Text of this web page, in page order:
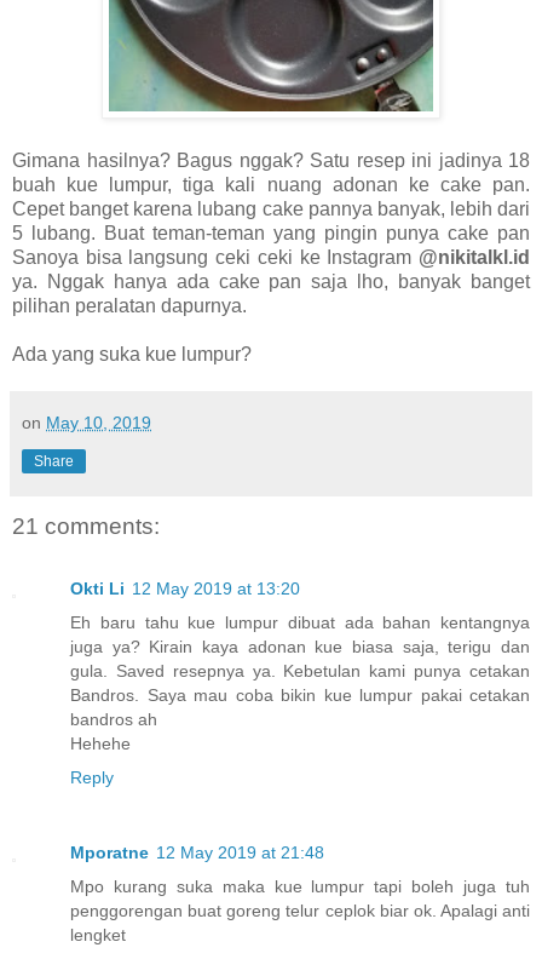
Gimana hasilnya? Bagus nggak? Satu resep ini jadinya 18
buah kue lumpur, tiga kali nuang adonan ke cake pan.
Cepet banget karena lubang cake pannya banyak, lebih dari
5 lubang. Buat teman-teman yang pingin punya cake pan
Sanoya bisa langsung ceki ceki ke Instagram @nikitalkl.id
ya. Nggak hanya ada cake pan saja lho, banyak banget
pilihan peralatan dapurnya.
Ada yang suka kue lumpur?
on May 10, 2019
Share
21 comments:
Okti Li 12 May 2019 at 13:20
Eh baru tahu kue lumpur dibuat ada bahan kentangnya
juga ya? Kirain kaya adonan kue biasa saja, terigu dan
gula. Saved resepnya ya. Kebetulan kami punya cetakan
Bandros. Saya mau coba bikin kue lumpur pakai cetakan
bandros ah
Hehehe
Reply
Mporatne 12 May 2019 at 21:48
Mpo kurang suka maka kue lumpur tapi boleh juga tuh
penggorengan buat goreng telur ceplok biar ok. Apalagi anti
lengket